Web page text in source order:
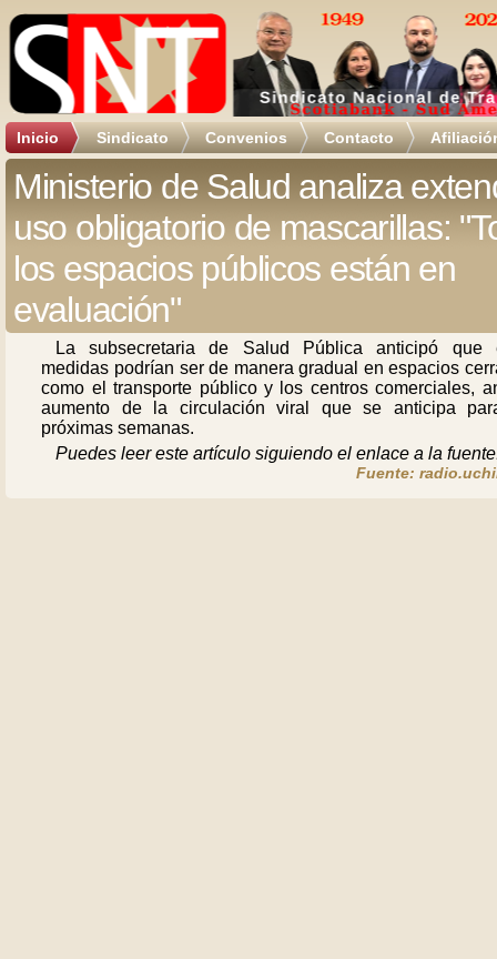
Inicio Sindicato Convenios Contacto
Ministerio de Salud analiza
uso obligatorio de mascarillas:
los espacios públicos están en
evaluación"
La subsecretaria de Salud Pública anticipó que
medidas podrían ser de manera gradual en espacios
como el transporte público y los centros comerciales,
aumento de la circulación viral que se anticipa
próximas semanas.
Puedes leer este artículo siguiendo el enlace a la
Fuente: